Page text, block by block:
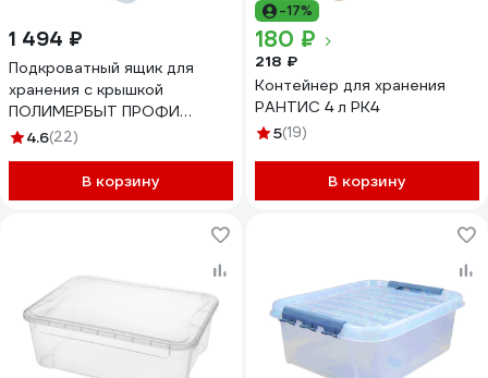
1 494 ₽
Подкроватный ящик для
хранения с крышкой
ПОЛИМЕРБЫТ ПРОФИ
Комфорт 35 л, на колесах,
437970000
4.6(22)
В корзину
-17%
180 ₽
218 ₽
Контейнер для хранения
РАНТИС 4 л РК4
5(19)
В корзину